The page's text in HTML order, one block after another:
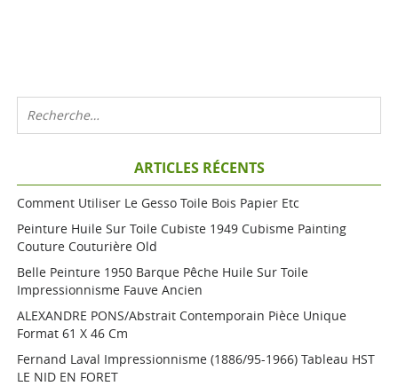
ARTICLES RÉCENTS
Comment Utiliser Le Gesso Toile Bois Papier Etc
Peinture Huile Sur Toile Cubiste 1949 Cubisme Painting
Couture Couturière Old
Belle Peinture 1950 Barque Pêche Huile Sur Toile
Impressionnisme Fauve Ancien
ALEXANDRE PONS/Abstrait Contemporain Pièce Unique
Format 61 X 46 Cm
Fernand Laval Impressionnisme (1886/95-1966) Tableau HST
LE NID EN FORET